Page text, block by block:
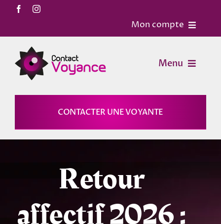
Passer
contenu
Mon compte
Mon Compte
Menu
Voyance
Horoscopes
Magies
Astrologie
CONTACTER UNE VOYANTE
Retour